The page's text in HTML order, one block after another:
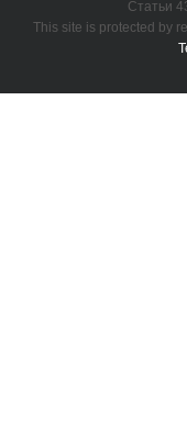
Статьи
This site is protected by